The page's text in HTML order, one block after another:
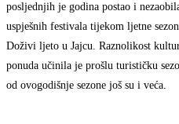
posljednjih je godina postao i
uspješnih festivala tijekom ljetne
Doživi ljeto u Jajcu. Raznolikost
ponuda učinila je prošlu turističku
od ovogodišnje sezone još su i veća.